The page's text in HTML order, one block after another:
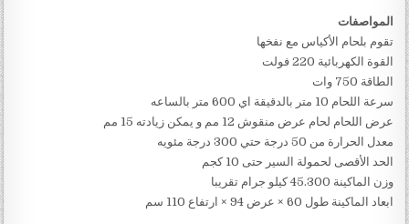
المواصفات
تقوم بلحام الأكياس مع نفخها
القوة الكهربائية 220 فولت
الطاقة 750 وات
سرعة اللحام 10 متر بالدقيقة اي 600 متر بالساعه
عرض اللحام لحام عرض منقوش 12 مم و يمكن زيادته 15 مم
معدل الحرارة من 50 درجة حتي 300 درجة مئويه
الحد الأقصى لحمولة السير حتى 10 كجم
وزن الماكينة 45.300 كيلو جرام تقريبا
ابعاد الماكينة طول 60 × عرض 94 × ارتفاع 110 سم